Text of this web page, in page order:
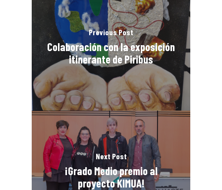
Previous Post
Colaboración con la exposición
itinerante de Piribus
Next Post
¡Grado Medio premio al
proyecto KIMUA!